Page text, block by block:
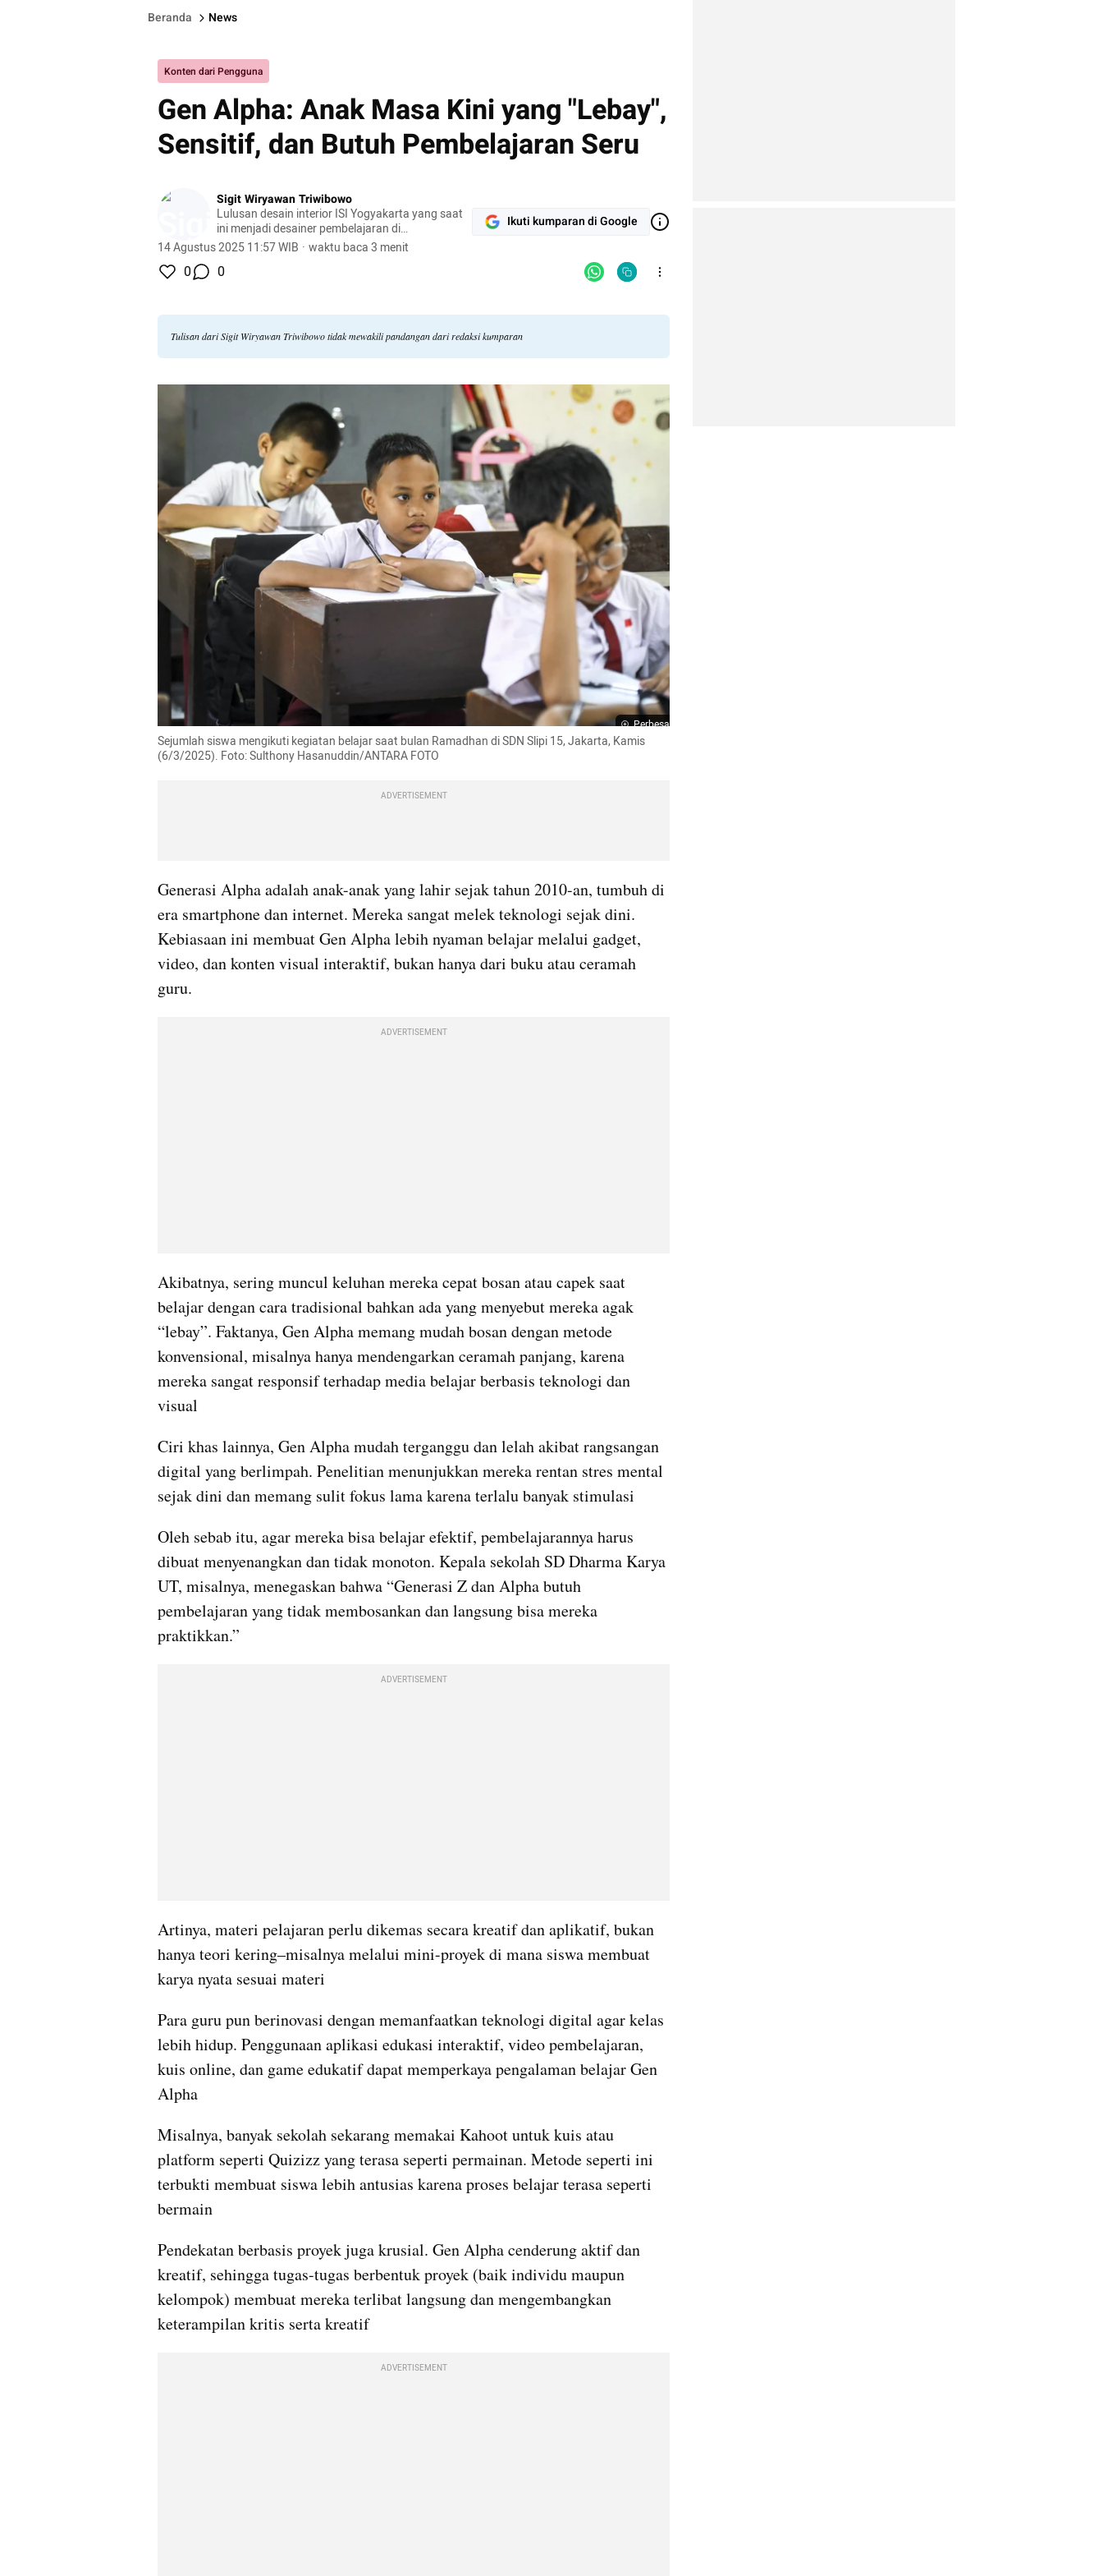
Beranda News
Konten dari Pengguna
Gen Alpha: Anak Masa Kini yang "Lebay",
Sensitif, dan Butuh Pembelajaran Seru
Sigit Wiryawan Triwibowo
Lulusan desain interior ISI Yogyakarta yang saat
ini menjadi desainer pembelajaran di
Kemendikbudristek dan menjadi Founder
14 Agustus 2025 11:57 WIB · waktu baca 3 menit
Ikuti kumparan di Google
0 0
Tulisan dari Sigit Wiryawan Triwibowo tidak mewakili pandangan dari redaksi kumparan
Perbesar
Sejumlah siswa mengikuti kegiatan belajar saat bulan Ramadhan di SDN Slipi 15, Jakarta, Kamis
(6/3/2025). Foto: Sulthony Hasanuddin/ANTARA FOTO
ADVERTISEMENT
Generasi Alpha adalah anak-anak yang lahir sejak tahun 2010-an, tumbuh di
era smartphone dan internet. Mereka sangat melek teknologi sejak dini.
Kebiasaan ini membuat Gen Alpha lebih nyaman belajar melalui gadget,
video, dan konten visual interaktif, bukan hanya dari buku atau ceramah
guru.
ADVERTISEMENT
Akibatnya, sering muncul keluhan mereka cepat bosan atau capek saat
belajar dengan cara tradisional bahkan ada yang menyebut mereka agak
“lebay”. Faktanya, Gen Alpha memang mudah bosan dengan metode
konvensional, misalnya hanya mendengarkan ceramah panjang, karena
mereka sangat responsif terhadap media belajar berbasis teknologi dan
visual
Ciri khas lainnya, Gen Alpha mudah terganggu dan lelah akibat rangsangan
digital yang berlimpah. Penelitian menunjukkan mereka rentan stres mental
sejak dini dan memang sulit fokus lama karena terlalu banyak stimulasi
Oleh sebab itu, agar mereka bisa belajar efektif, pembelajarannya harus
dibuat menyenangkan dan tidak monoton. Kepala sekolah SD Dharma Karya
UT, misalnya, menegaskan bahwa “Generasi Z dan Alpha butuh
pembelajaran yang tidak membosankan dan langsung bisa mereka
praktikkan.”
ADVERTISEMENT
Artinya, materi pelajaran perlu dikemas secara kreatif dan aplikatif, bukan
hanya teori kering–misalnya melalui mini-proyek di mana siswa membuat
karya nyata sesuai materi
Para guru pun berinovasi dengan memanfaatkan teknologi digital agar kelas
lebih hidup. Penggunaan aplikasi edukasi interaktif, video pembelajaran,
kuis online, dan game edukatif dapat memperkaya pengalaman belajar Gen
Alpha
Misalnya, banyak sekolah sekarang memakai Kahoot untuk kuis atau
platform seperti Quizizz yang terasa seperti permainan. Metode seperti ini
terbukti membuat siswa lebih antusias karena proses belajar terasa seperti
bermain
Pendekatan berbasis proyek juga krusial. Gen Alpha cenderung aktif dan
kreatif, sehingga tugas-tugas berbentuk proyek (baik individu maupun
kelompok) membuat mereka terlibat langsung dan mengembangkan
keterampilan kritis serta kreatif
ADVERTISEMENT